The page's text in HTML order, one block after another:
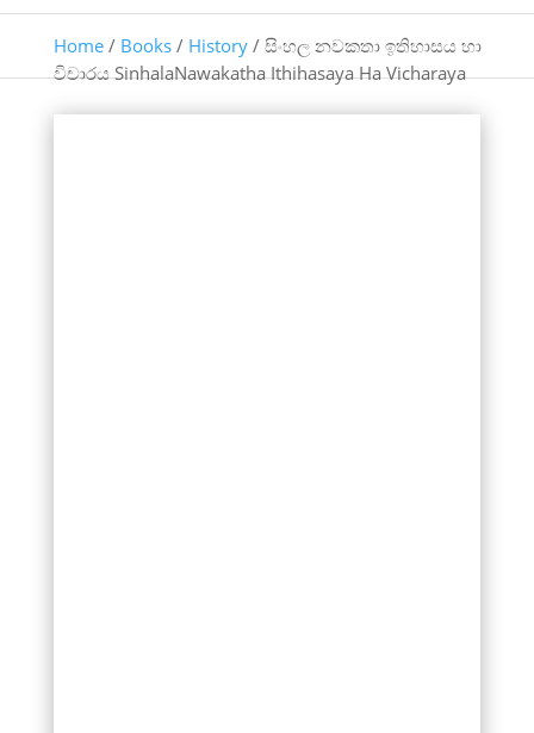
Home/ Books/ History/ සිංහල නවකතා ඉතිහාසය හා
විචාරය SinhalaNawakatha Ithihasaya Ha Vicharaya